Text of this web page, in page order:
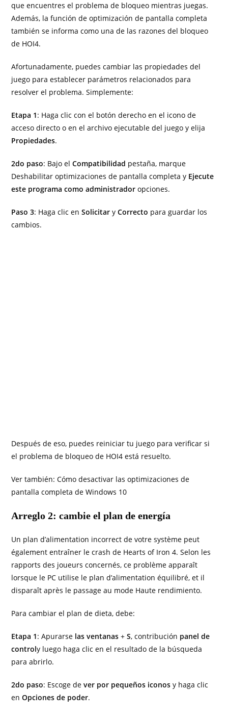
que encuentres el problema de bloqueo mientras juegas.
Además, la función de optimización de pantalla completa
también se informa como una de las razones del bloqueo
de HOI4.
Afortunadamente, puedes cambiar las propiedades del
juego para establecer parámetros relacionados para
resolver el problema. Simplemente:
Etapa 1: Haga clic con el botón derecho en el icono de
acceso directo o en el archivo ejecutable del juego y elija
Propiedades.
2do paso: Bajo elCompatibilidad pestaña, marque
Deshabilitar optimizaciones de pantalla completa y Ejecute
este programa como administrador opciones.
Paso 3: Haga clic enSolicitaryCorrecto para guardar los
cambios.
Después de eso, puedes reiniciar tu juego para verificar si
el problema de bloqueo de HOI4 está resuelto.
Ver también: Cómo desactivar las optimizaciones de
pantalla completa de Windows 10
Arreglo 2: cambie el plan de energía
Un plan d’alimentation incorrect de votre système peut
également entraîner le crash de Hearts of Iron 4. Selon les
rapports des joueurs concernés, ce problème apparaît
lorsque le PC utilise le plan d’alimentation équilibré, et il
disparaît après le passage au mode Haute rendimiento.
Para cambiar el plan de dieta, debe:
Etapa 1: Apurarse las ventanas+S, contribución panel de
controly luego haga clic en el resultado de la búsqueda
para abrirlo.
2do paso: Escoge dever por pequeños iconos y haga clic
enOpciones de poder.